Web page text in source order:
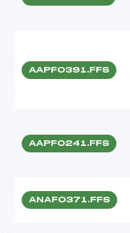
AAPF0391.FFS
AAPF0241.FFS
ANAF0371.FFS